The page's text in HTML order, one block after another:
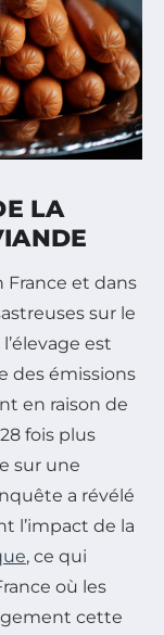
LA
France et dans
sur le
est
des émissions
en raison de
fois plus
sur une
a révélé
l’impact de la
, ce qui
où les
cette